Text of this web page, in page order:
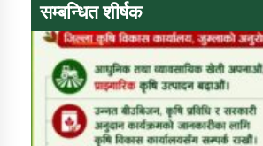
सम्बन्धित शीर्षक